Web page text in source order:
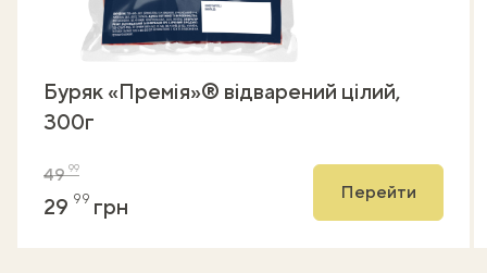
Буряк «Премія»® відварений цілий,
300г
4999
29 99 грн
Перейти